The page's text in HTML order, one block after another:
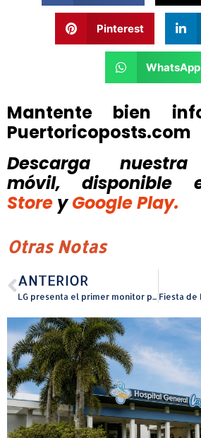
Pinterest
WhatsApp
Mantente bien
Puertoricoposts.com
Descarga
móvil, disponible
Store y Google Play.
Otras Notas
ANTERIOR
LG presenta el primer monitor plegable para juegos 5K2K